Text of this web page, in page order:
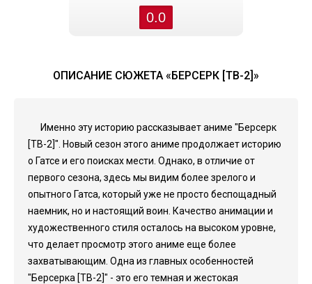
0.0
ОПИСАНИЕ СЮЖЕТА «БЕРСЕРК [ТВ-2]»
Именно эту историю рассказывает аниме "Берсерк
[ТВ-2]". Новый сезон этого аниме продолжает историю
о Гатсе и его поисках мести. Однако, в отличие от
первого сезона, здесь мы видим более зрелого и
опытного Гатса, который уже не просто беспощадный
наемник, но и настоящий воин. Качество анимации и
художественного стиля осталось на высоком уровне,
что делает просмотр этого аниме еще более
захватывающим. Одна из главных особенностей
"Берсерка [ТВ-2]" - это его темная и жестокая